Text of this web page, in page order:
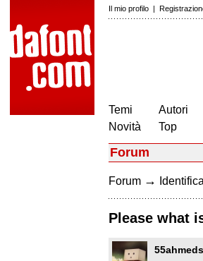
Il mio profilo |
Temi
Novità
Autori
Top
Forum
Forum →
Please what